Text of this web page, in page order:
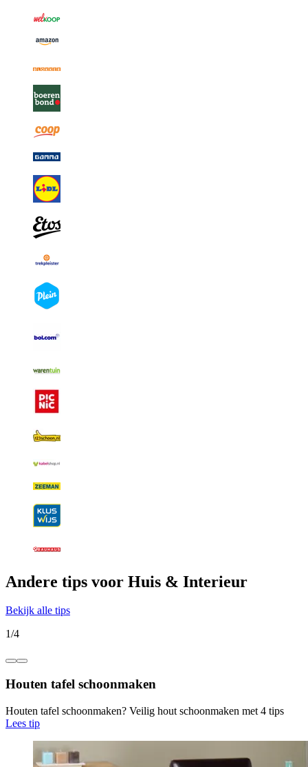
Andere tips voor Huis & Interieur
Bekijk alle tips
1/4
Houten tafel schoonmaken
Houten tafel schoonmaken? Veilig hout schoonmaken met 4 tips
Lees tip